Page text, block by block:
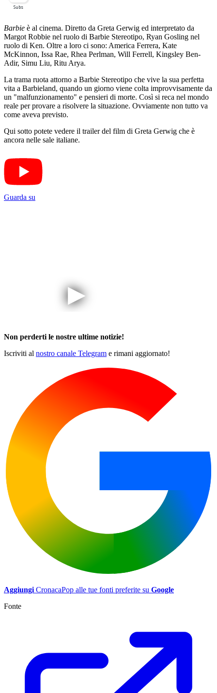
Barbie è al cinema. Diretto da Greta Gerwig ed interpretato da
Margot Robbie nel ruolo di Barbie Stereotipo, Ryan Gosling nel
ruolo di Ken. Oltre a loro ci sono: America Ferrera, Kate
McKinnon, Issa Rae, Rhea Perlman, Will Ferrell, Kingsley Ben-
Adir, Simu Liu, Ritu Arya.
La trama ruota attorno a Barbie Stereotipo che vive la sua perfetta
vita a Barbieland, quando un giorno viene colta improvvisamente da
un "malfunzionamento" e pensieri di morte. Così si reca nel mondo
reale per provare a risolvere la situazione. Ovviamente non tutto va
come aveva previsto.
Qui sotto potete vedere il trailer del film di Greta Gerwig che è
ancora nelle sale italiane.
Guarda su
Non perderti le nostre ultime notizie!
Iscriviti al nostro canale Telegram e rimani aggiornato!
AggiungiCronacaPop alle tue fonti preferite su Google
Fonte